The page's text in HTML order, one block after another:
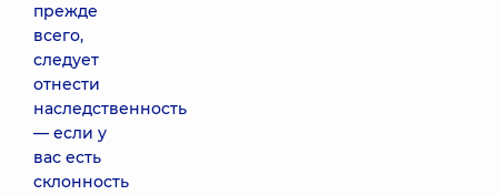
прежде
всего,
следует
отнести
наследственность
— если у
вас есть
склонность